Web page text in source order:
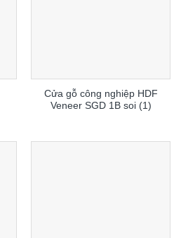
Cửa gỗ công nghiệp HDF
Veneer SGD 1B soi (1)